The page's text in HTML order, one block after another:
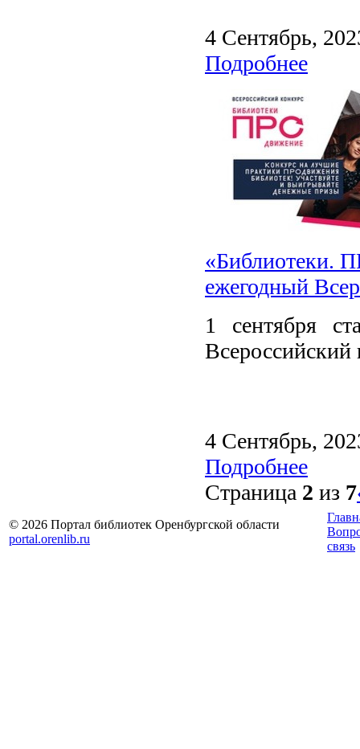
4 Сентябрь,
Подробнее
«Библиотеки.
ежегодный
1 сентября
4 Сентябрь,
Подробнее
Страница 2 из 7
© 2026 Портал библиотек Оренбургской области
portal.orenlib.ru
связь